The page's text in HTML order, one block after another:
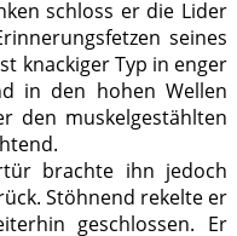
schloss er die Lider
seines
knackiger Typ in enger
in den hohen Wellen
den muskelgestählten
brachte ihn jedoch
Stöhnend rekelte er
geschlossen. Er